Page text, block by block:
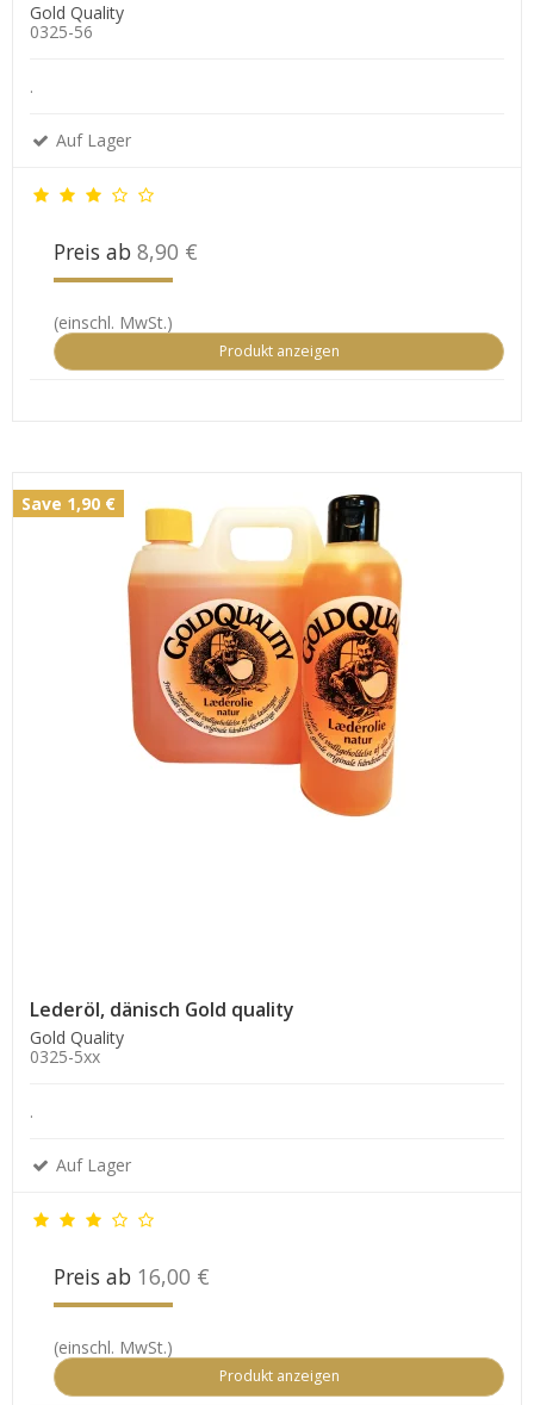
Gold Quality
0325-56
.
Auf Lager
Preis ab 8,90 €
(einschl. MwSt.)
Produkt anzeigen
Save 1,90 €
Lederöl, dänisch Gold quality
Gold Quality
0325-5xx
.
Auf Lager
Preis ab 16,00 €
(einschl. MwSt.)
Produkt anzeigen